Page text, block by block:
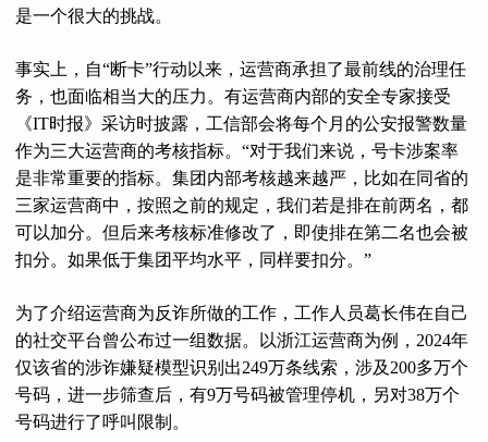
是一个很大的挑战。
事实上，自“断卡”行动以来，运营商承担了最前线的治理任
务，也面临相当大的压力。有运营商内部的安全专家接受
《IT时报》采访时披露，工信部会将每个月的公安报警数量
作为三大运营商的考核指标。“对于我们来说，号卡涉案率
是非常重要的指标。集团内部考核越来越严，比如在同省的
三家运营商中，按照之前的规定，我们若是排在前两名，都
可以加分。但后来考核标准修改了，即使排在第二名也会被
扣分。如果低于集团平均水平，同样要扣分。”
为了介绍运营商为反诈所做的工作，工作人员葛长伟在自己
的社交平台曾公布过一组数据。以浙江运营商为例，2024年
仅该省的涉诈嫌疑模型识别出249万条线索，涉及200多万个
号码，进一步筛查后，有9万号码被管理停机，另对38万个
号码进行了呼叫限制。